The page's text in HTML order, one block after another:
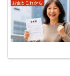
お金とこれから